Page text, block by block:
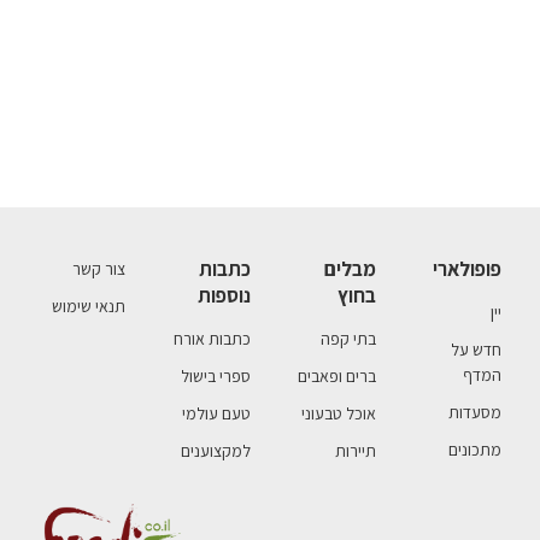
פופולארי
יין
חדש על
המדף
מסעדות
מתכונים
מבלים
בחוץ
בתי קפה
ברים ופאבים
אוכל טבעוני
תיירות
כתבות
נוספות
כתבות אורח
ספרי בישול
טעם עולמי
למקצוענים
צור קשר
תנאי שימוש